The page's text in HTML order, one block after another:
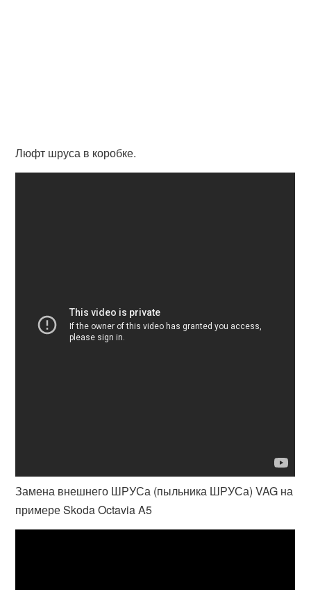
Люфт шруса в коробке.
Замена внешнего ШРУСа (пыльника ШРУСа) VAG на
примере Skoda Octavia A5